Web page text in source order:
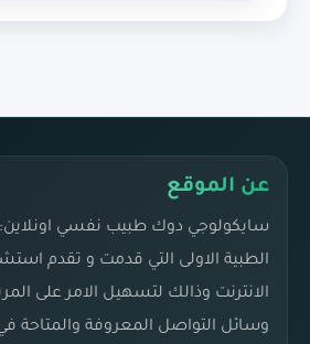
عن الموقع
سايكولوجي دوك طبيب نفسي اونلاين:
الطبية الاولى التي قدمت و تقدم
الانترنت وذالك لتسهيل الامر على
وسائل التواصل المعروفة والمتاحة